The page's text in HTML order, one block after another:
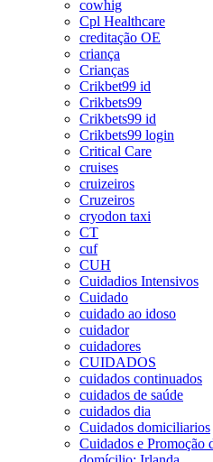
cowhig
Cpl Healthcare
creditação OE
criança
Crianças
Crikbet99 id
Crikbets99
Crikbets99 id
Crikbets99 login
Critical Care
cruises
cruizeiros
Cruzeiros
cryodon taxi
CT
cuf
CUH
Cuidadios Intensivos
Cuidado
cuidado ao idoso
cuidador
cuidadores
CUIDADOS
cuidados continuados
cuidados de saúde
cuidados dia
Cuidados domiciliarios
Cuidados e Promoção